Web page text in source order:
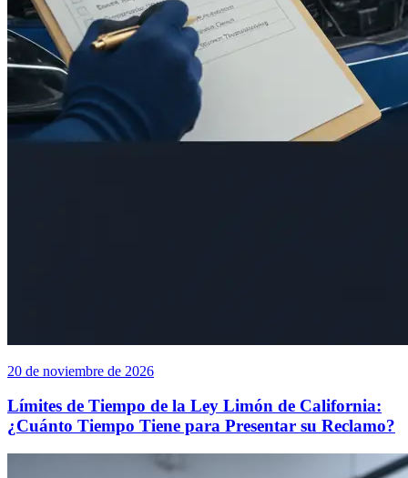
20 de noviembre de 2026
Límites de Tiempo de la Ley Limón de California:
¿Cuánto Tiempo Tiene para Presentar su Reclamo?